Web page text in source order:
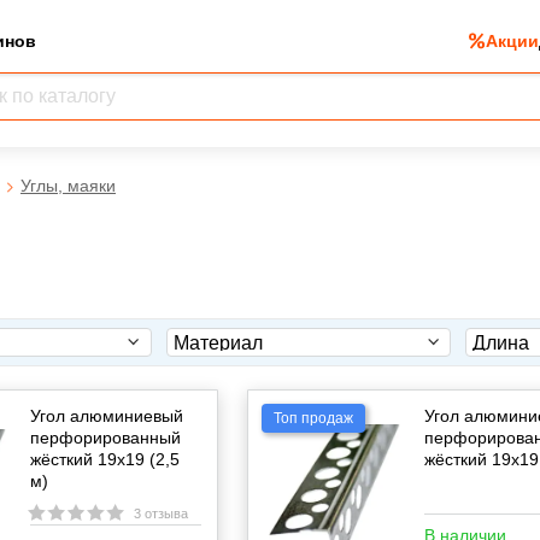
Акции
Углы, маяки
Угол алюминиевый
перфорированный
жёсткий 19х19 (2,5
м)
3 отзыва
Топ продаж
Угол
жёсткий
В наличии